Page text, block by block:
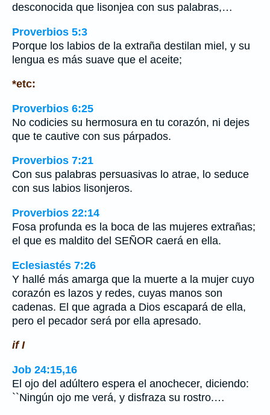
desconocida que lisonjea con sus palabras,…
Proverbios 5:3
Porque los labios de la extraña destilan miel, y su
lengua es más suave que el aceite;
*etc:
Proverbios 6:25
No codicies su hermosura en tu corazón, ni dejes
que te cautive con sus párpados.
Proverbios 7:21
Con sus palabras persuasivas lo atrae, lo seduce
con sus labios lisonjeros.
Proverbios 22:14
Fosa profunda es la boca de las mujeres extrañas;
el que es maldito del SEÑOR caerá en ella.
Eclesiastés 7:26
Y hallé más amarga que la muerte a la mujer cuyo
corazón es lazos y redes, cuyas manos son
cadenas. El que agrada a Dios escapará de ella,
pero el pecador será por ella apresado.
if I
Job 24:15,16
El ojo del adúltero espera el anochecer, diciendo:
``Ningún ojo me verá, y disfraza su rostro.…